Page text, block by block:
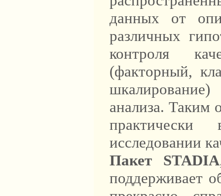
данных от
различных
контроля
(факторный,
анализа. Таким
исследовании
Пакет STADIA
поддерживает